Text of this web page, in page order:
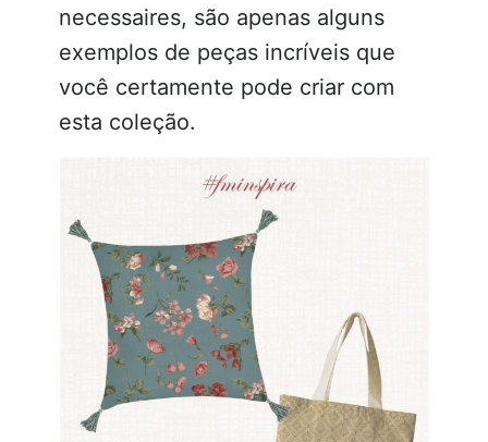
necessaires, são apenas alguns
exemplos de peças incríveis que
você certamente pode criar com
esta coleção.